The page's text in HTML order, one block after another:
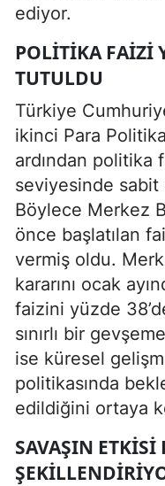
ediyor.
POLITIKA FAIZI
TUTULDU
Türkiye
ikinci Para
ardından politika
seviyesinde sabit
Böylece Merkez
önce başlatılan
vermiş oldu.
kararını ocak
faizini yüzde
sınırlı bir
ise küresel
politikasında
edildiğini ortaya
SAVAŞIN